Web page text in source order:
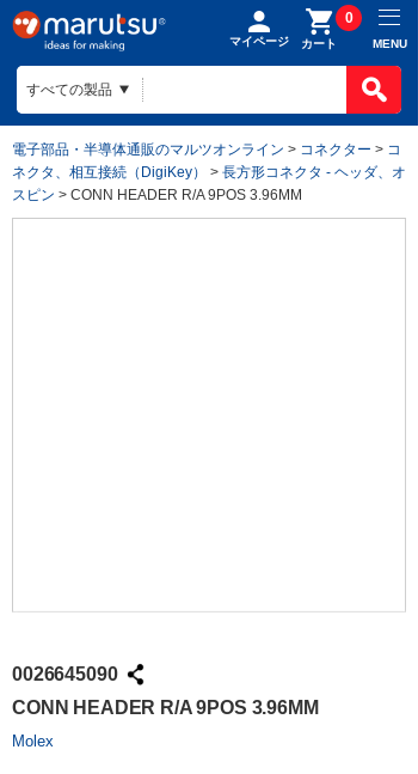
マイページ カート
0
MENU
電子部品・半導体通販のマルツオンライン > コネクター > コ
ネクタ、相互接続（DigiKey）
> 長方形コネクタ - ヘッダ、オ
スピン > CONN HEADER R/A 9POS 3.96MM
0026645090
CONN HEADER R/A 9POS 3.96MM
Molex